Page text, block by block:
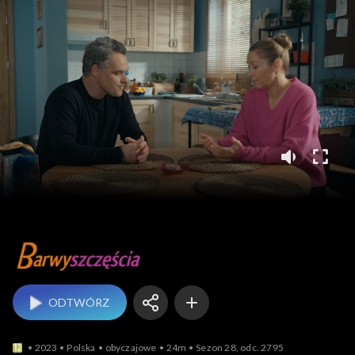
Barwy szczęścia
ODTWÓRZ
2023 Polska obyczajowe 24m Sezon 28, odc. 2795